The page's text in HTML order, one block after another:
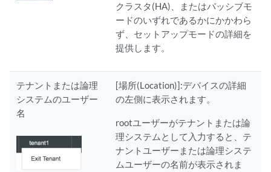
クラスタ(HA)、またはパッシブモ
ードのいずれであるかにかかわら
ず、セットアップモードの詳細を
提供します。
テナントまたは論理
システムのユーザー
名
[場所(Location)]:デバイスの詳細
の左側に表示されます。
rootユーザーがテナントまたは論
理システムとして入力すると、テ
ナントユーザーまたは論理システ
ムユーザーの名前が表示されま